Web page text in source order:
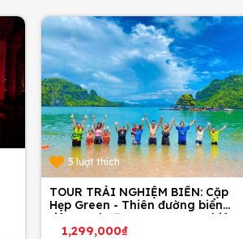
5 lượt thích
TOUR TRẢI NGHIỆM BIỂN: Cặp
Hẹp Green - Thiên đường biển
riêng tư | Cặp Hẹp Green - Thiên
đường biển riêng tư
1,299,000₫